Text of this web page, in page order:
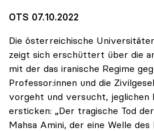
OTS 07.10.2022
Die österreichische
zeigt sich erschüttert über die
mit der das iranische Regime
Professor:innen und die
vorgeht und versucht, jeglichen
ersticken: „Der tragische Tod
Mahsa Amini, der eine Welle